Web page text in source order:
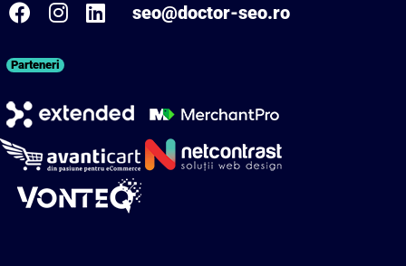
seo@doctor-seo.ro
Parteneri